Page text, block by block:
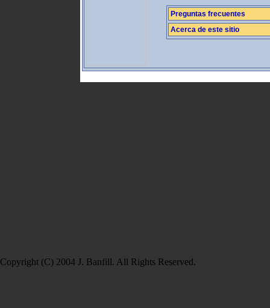
Preguntas frecuentes
Acerca de este sitio
Copyright (C) 2004 J. Banfill. All Rights Reserved.